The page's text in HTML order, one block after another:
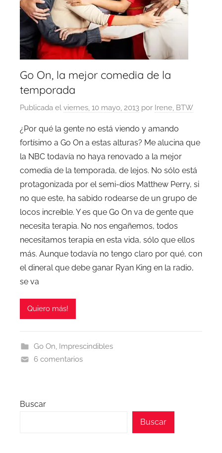
Go On, la mejor comedia de la
temporada
Publicada el viernes, 10 mayo, 2013 por Irene, BTW
¿Por qué la gente no está viendo y amando
fortísimo a Go On a estas alturas? Me alucina que
la NBC todavía no haya renovado a la mejor
comedia de la temporada, de lejos. No sólo está
protagonizada por el semi-dios Matthew Perry, si
no que este, ha sabido rodearse de un grupo de
locos increíble. Y es que Go On va de gente que
necesita terapia. No nos engañemos, todos
necesitamos terapia en esta vida, sólo que ellos
más. Aunque todavía no tengo claro por qué, con
el dineral que debe ganar Ryan King en la radio,
se va
Quiero más!
Go On Imprescindibles
6 comentarios
Buscar
Buscar